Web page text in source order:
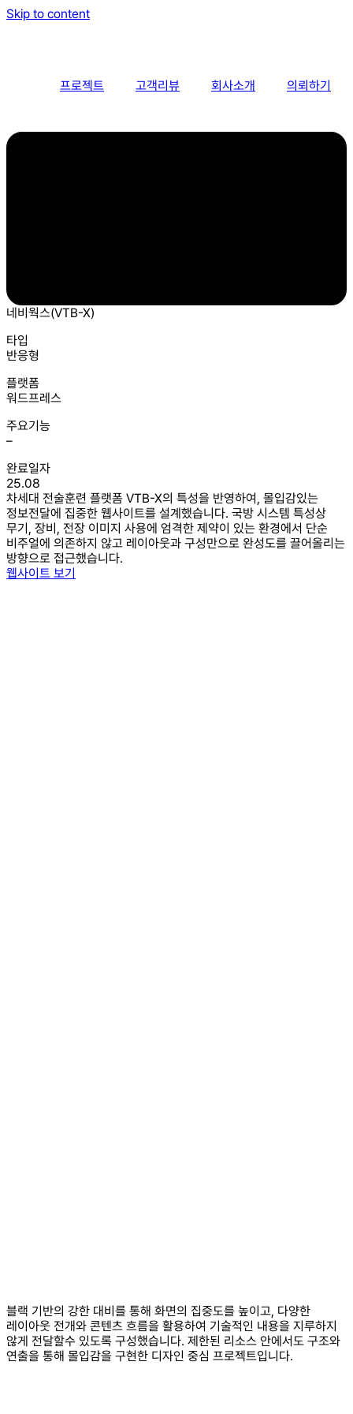
Skip to content
프로젝트 고객리뷰 회사소개 의뢰하기
네비웍스(VTB-X)
타입
반응형
플랫폼
워드프레스
주요기능
–
완료일자
25.08
차세대 전술훈련 플랫폼 VTB-X의 특성을 반영하여, 몰입감있는
정보전달에 집중한 웹사이트를 설계했습니다. 국방 시스템 특성상
무기, 장비, 전장 이미지 사용에 엄격한 제약이 있는 환경에서 단순
비주얼에 의존하지 않고 레이아웃과 구성만으로 완성도를 끌어올리는
방향으로 접근했습니다.
웹사이트 보기
블랙 기반의 강한 대비를 통해 화면의 집중도를 높이고, 다양한
레이아웃 전개와 콘텐츠 흐름을 활용하여 기술적인 내용을 지루하지
않게 전달할수 있도록 구성했습니다. 제한된 리소스 안에서도 구조와
연출을 통해 몰입감을 구현한 디자인 중심 프로젝트입니다.